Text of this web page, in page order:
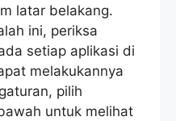
latar belakang.
ini, periksa
setiap aplikasi di
melakukannya
pilih
untuk melihat